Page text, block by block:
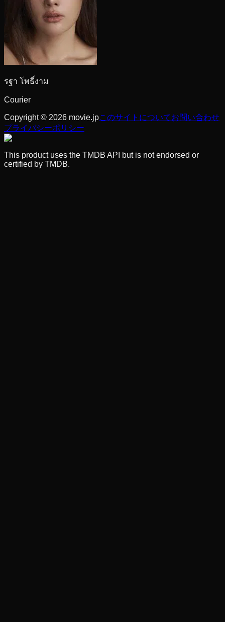
รฐา โพธิ์งาม
Courier
Copyright © 2026 movie.jpこのサイトについてお問い合わせ
プライバシーポリシー
This product uses the TMDB API but is not endorsed or
certified by TMDB.